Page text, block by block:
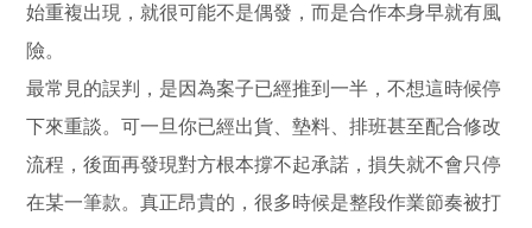
始重複出現，就很可能不是偶發，而是合作本身早就有風
險。
最常見的誤判，是因為案子已經推到一半，不想這時候停
下來重談。可一旦你已經出貨、墊料、排班甚至配合修改
流程，後面再發現對方根本撐不起承諾，損失就不會只停
在某一筆款。真正昂貴的，很多時候是整段作業節奏被打